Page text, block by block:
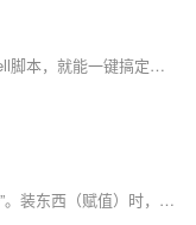
别再一遍遍地敲重复的命令了，把它们写进Shell脚本，就能一键搞定。脚本本质上就是个存着一堆命令的文本文件，但要让它“活”起来，有几个关键点：文件开头最好用#!/usr/bin/env bash来指定解释器，并用chmod +x给它执行权限。执行时也有讲究：./script.sh是在一个新“房间”（子Shell）里跑，不影响你；而source script.sh是在当前“房间”里跑，适合用来加载环境变量和配置文件。
Shell脚本里的变量就像一个个贴着标签的“箱子”。装东西（赋值）时，=两边千万不能有空格。用单引号''装进去的东西会原封不动，用双引号""则会让里面的